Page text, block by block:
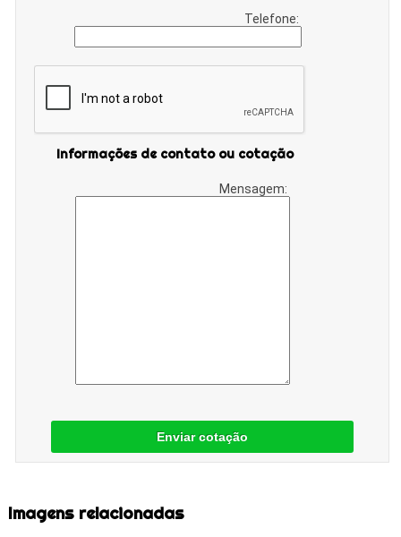
Telefone:
Informações de contato ou cotação
Mensagem:
Enviar cotação
Imagens relacionadas